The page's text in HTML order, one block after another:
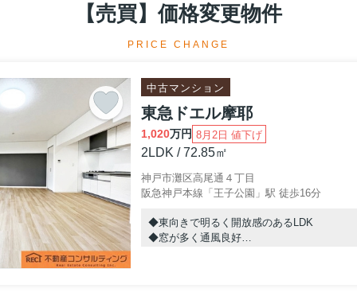
の選び方は？」のブログを更新しました！
へ不動産会社の選び方は？」
となら水道筋商店街の不動産コンサルティングまでお問い合わせください
門スタッフが、灘区のマンション・戸建ての売買・査定のご相談を承りま
を多数取り扱っております。
【売買】価格変更物件
PRICE CHANGE
中古マンション
東急ドエル摩耶
1,020万円 8月2日 値下げ
2LDK / 72.85㎡
神戸市灘区高尾通４丁目
阪急神戸本線「王子公園」駅 徒歩16分
◆東向きで明るく開放感のあるLDK
◆窓が多く通風良好